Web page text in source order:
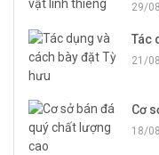
29/
Tác
21/
Cơ
18/